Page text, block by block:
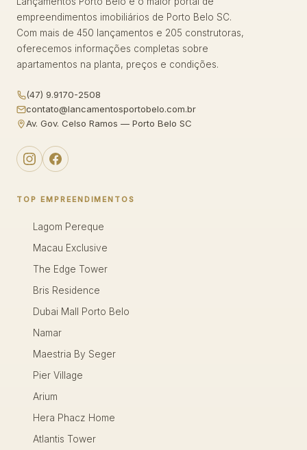
empreendimentos imobiliários de Porto Belo SC.
Com mais de 450 lançamentos e 205 construtoras,
oferecemos informações completas sobre
apartamentos na planta, preços e condições.
(47) 9.9170-2508
contato@lancamentosportobelo.com.br
Av. Gov. Celso Ramos — Porto Belo SC
TOP EMPREENDIMENTOS
Lagom Pereque
Macau Exclusive
The Edge Tower
Bris Residence
Dubai Mall Porto Belo
Namar
Maestria By Seger
Pier Village
Arium
Hera Phacz Home
Atlantis Tower